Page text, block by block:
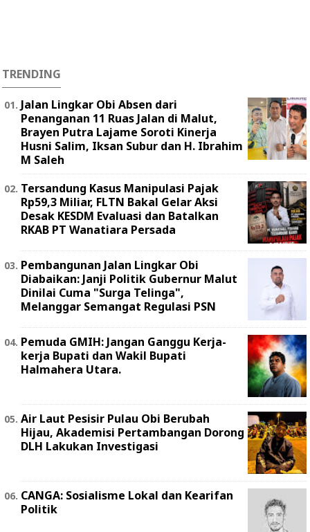
TRENDING
Jalan Lingkar Obi Absen dari
Penanganan 11 Ruas Jalan di Malut,
Brayen Putra Lajame Soroti Kinerja
Husni Salim, Iksan Subur dan H. Ibrahim
M Saleh
Tersandung Kasus Manipulasi Pajak
Rp59,3 Miliar, FLTN Bakal Gelar Aksi
Desak KESDM Evaluasi dan Batalkan
RKAB PT Wanatiara Persada ‎
Pembangunan Jalan Lingkar Obi
Diabaikan: Janji Politik Gubernur Malut
Dinilai Cuma "Surga Telinga",
Melanggar Semangat Regulasi PSN ‎
Pemuda GMIH: Jangan Ganggu Kerja-
kerja Bupati dan Wakil Bupati
Halmahera Utara.
Air Laut Pesisir Pulau Obi Berubah
Hijau, Akademisi Pertambangan Dorong
DLH Lakukan Investigasi
CANGA: Sosialisme Lokal dan Kearifan
Politik